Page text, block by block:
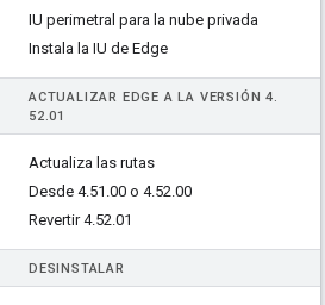
IU perimetral para la nube privada
Instala la IU de Edge
ACTUALIZAR EDGE A LA VERSIÓN 4.
52.01
Actualiza las rutas
Desde 4.51 .00 o 4.52.00
Revertir 4.52.01
DESINSTALAR